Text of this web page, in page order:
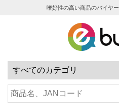
嗜好性の高い商品のバイヤ